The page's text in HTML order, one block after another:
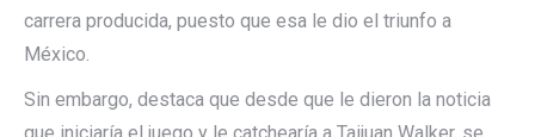
carrera producida, puesto que esa le dio el triunfo a
México.
Sin embargo, destaca que desde que le dieron la noticia